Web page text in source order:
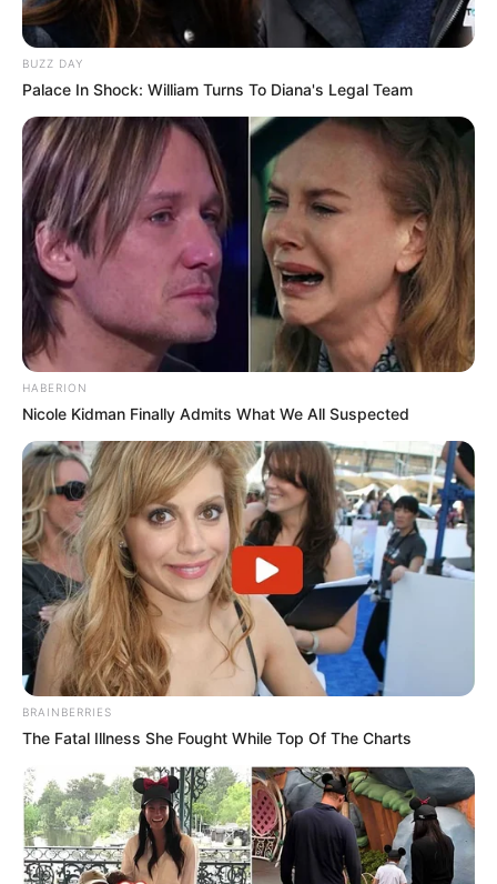
BUZZ DAY
Palace In Shock: William Turns To Diana's Legal Team
HABERION
Nicole Kidman Finally Admits What We All Suspected
BRAINBERRIES
The Fatal Illness She Fought While Top Of The Charts